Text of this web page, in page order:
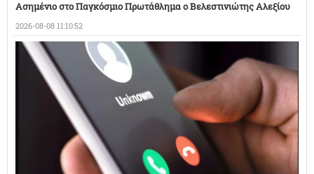
Ασημένιο στο Παγκόσμιο Πρωτάθλημα ο Βελεστινιώτης Αλεξίου
2026-08-08 11:10:52